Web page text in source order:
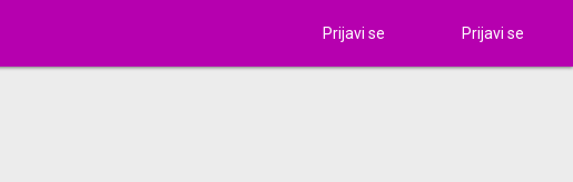
Prijavi se Prijavi se